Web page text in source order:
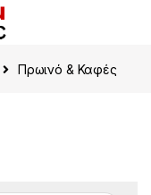
Πρωινό & Καφές